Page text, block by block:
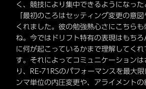
く、競技により集中できるようになった
「最初のころはセッティング変更の意
くれました。彼の勉強熱心さにこちら
ね。今ではドリフト特有の表現はもち
に何が起こっているかまで理解してく
す。それによってコミュニケーション
り、RE-71RSのパフォーマンスを最大
ンマ単位の内圧変更や、アライメント